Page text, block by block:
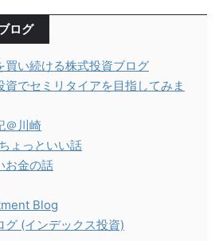
ログ
買い続ける株式投資ブログ
でセミリタイアを目指してみま
＠川崎
ょっといい話
お金の話
Blog
グ (インデックス投資)